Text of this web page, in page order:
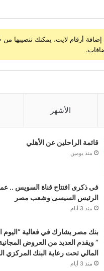
أرقام لايت، يمكنك تنصيبها من
الأشهر
قائمة الراحلين عن الأهلي
منذ يومين
فى ذكرى افتتاح قناة السويس ..
الرئيس السيسى وشعب مصر
منذ 3 أيام
بنك مصر يشارك في فعالية “اليوم
” ويقدم العديد من العروض
المالي تحت رعاية البنك المركزي
منذ 3 أيام